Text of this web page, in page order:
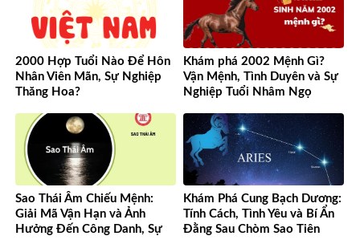
2000 Hợp Tuổi Nào Để Hôn
Nhân Viên Mãn, Sự Nghiệp
Thăng Hoa?
Khám phá 2002 Mệnh Gì?
Vận Mệnh, Tình Duyên và Sự
Nghiệp Tuổi Nhâm Ngọ
Sao Thái Âm Chiếu Mệnh:
Giải Mã Vận Hạn và Ảnh
Hưởng Đến Công Danh, Sự
Khám Phá Cung Bạch Dương:
Tính Cách, Tình Yêu và Bí Ẩn
Đằng Sau Chòm Sao Tiên